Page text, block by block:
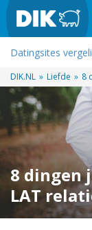
Datingsites
DIK.NL » Liefde » 8
8 dingen
LAT